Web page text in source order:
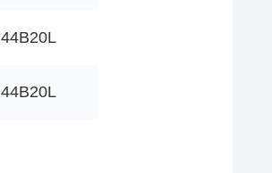
44B20L
44B20L